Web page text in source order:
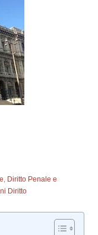
, Diritto Penale e
Diritto